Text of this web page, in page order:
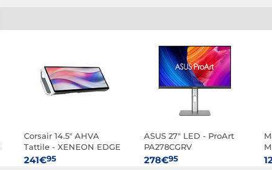
Corsair 14.5" AHVA
Tattile - XENEON EDGE
(Bianco)
241€95
ASUS 27" LED - ProArt
PA278CGRV
278€95